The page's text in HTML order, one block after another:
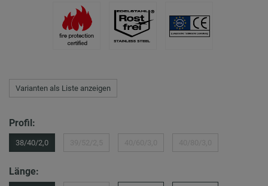
Varianten als Liste anzeigen
Profil:
38/40/2,0
Länge: